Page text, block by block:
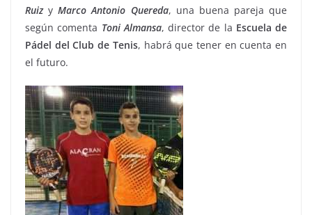
RuizyMarco Antonio Quereda, una buena pareja que
según comenta Toni Almansa, director de la Escuela de
Pádel del Club de Tenis, habrá que tener en cuenta en
el futuro.